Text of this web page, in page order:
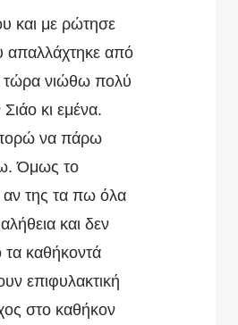
και με ρώτησε
απαλλάχτηκε από
τώρα νιώθω πολύ
κι εμένα.
να πάρω
Όμως το
αν της τα πω όλα
και δεν
τα καθήκοντά
επιφυλακτική
στο καθήκον